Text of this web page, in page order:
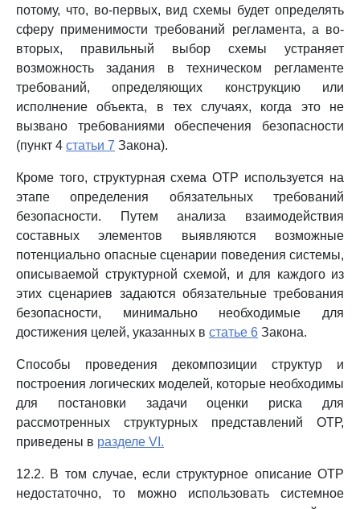
потому, что, во-первых, вид схемы будет определять
сферу применимости требований регламента, а во-
вторых, правильный выбор схемы устраняет
возможность задания в техническом регламенте
требований, определяющих конструкцию или
исполнение объекта, в тех случаях, когда это не
вызвано требованиями обеспечения безопасности
(пункт 4 статьи 7 Закона).
Кроме того, структурная схема ОТР используется на
этапе определения обязательных требований
безопасности. Путем анализа взаимодействия
составных элементов выявляются возможные
потенциально опасные сценарии поведения системы,
описываемой структурной схемой, и для каждого из
этих сценариев задаются обязательные требования
безопасности, минимально необходимые для
достижения целей, указанных в статье 6 Закона.
Способы проведения декомпозиции структур и
построения логических моделей, которые необходимы
для постановки задачи оценки риска для
рассмотренных структурных представлений ОТР,
приведены в разделе VI.
12.2. В том случае, если структурное описание ОТР
недостаточно, то можно использовать системное